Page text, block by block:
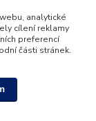
analytické
cílení reklamy
preferencí
části stránek.